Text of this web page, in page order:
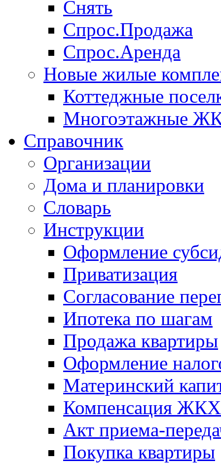
Снять
Спрос.Продажа
Спрос.Аренда
Новые жилые
Коттеджные
Многоэтажные
Справочник
Организации
Дома и планировки
Словарь
Инструкции
Оформление
Приватизация
Согласование
Ипотека по шагам
Продажа квартиры
Оформление
Материнский
Компенсация ЖКХ
Акт приема-
Покупка квартиры